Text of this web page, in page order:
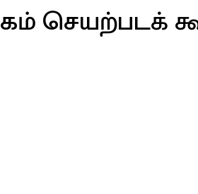
செயற்படக்